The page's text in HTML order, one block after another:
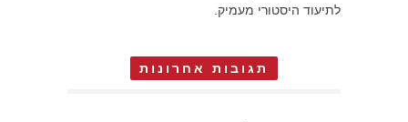
לתיעוד היסטורי מעמיק.
תגובות אחרונות